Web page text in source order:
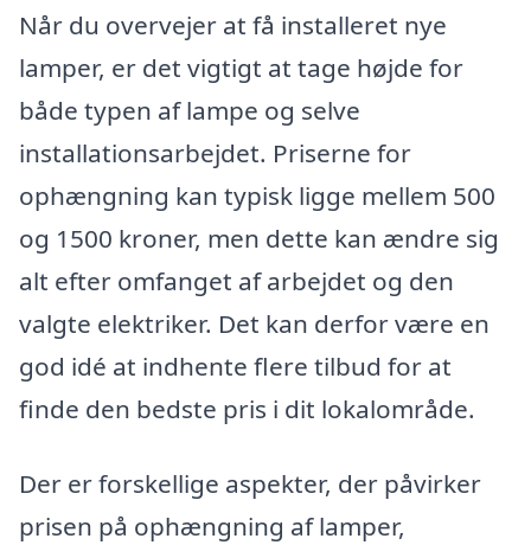
Når du overvejer at få installeret nye
lamper, er det vigtigt at tage højde for
både typen af lampe og selve
installationsarbejdet. Priserne for
ophængning kan typisk ligge mellem 500
og 1500 kroner, men dette kan ændre sig
alt efter omfanget af arbejdet og den
valgte elektriker. Det kan derfor være en
god idé at indhente flere tilbud for at
finde den bedste pris i dit lokalområde.
Der er forskellige aspekter, der påvirker
prisen på ophængning af lamper,